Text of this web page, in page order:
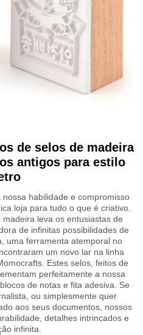
de selos de madeira
antigos para estilo
habilidade e compromisso
loja para tudo o que é criativo.
leva os entusiastas de
de infinitas possibilidades de
uma ferramenta atemporal no
um novo lar na linha
Estes selos, feitos de
perfeitamente a nossa
de notas e fita adesiva. Se
ou simplesmente quer
aos seus documentos, nossos
detalhes intrincados e
infinita.